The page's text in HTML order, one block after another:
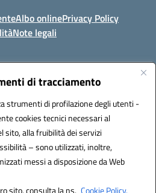
di tracciamento
strumenti di profilazione degli utenti -
cookies tecnici necessari al
alla fruibilità dei servizi
– sono utilizzati, inoltre,
messi a disposizione da Web
sito, consulta la ns. Cookie Policy.
Albo onlinePrivacy Policy
Note legali
-84020 - Oliveto Citra
saic81300d@pec.istruzione.it
by 3D Solution S.r.l.